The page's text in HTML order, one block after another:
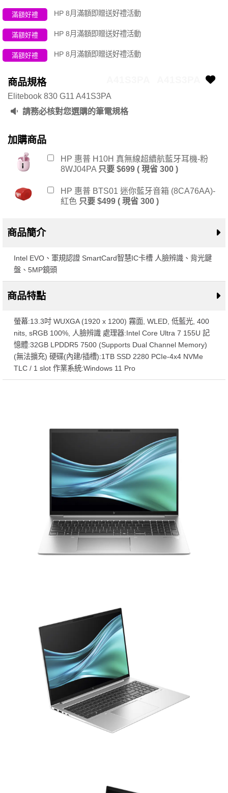
滿額好禮 HP 8月滿額即贈送好禮活動
滿額好禮 HP 8月滿額即贈送好禮活動
滿額好禮 HP 8月滿額即贈送好禮活動
商品規格
Elitebook 830 G11 A41S3PA
請務必核對您選購的筆電規格
加購商品
HP 惠普 H10H 真無線超續航藍牙耳機-粉
8WJ04PA 只要 $699 ( 現省 300 )
HP 惠普 BTS01 迷你藍牙音箱 (8CA76AA)-
紅色 只要 $499 ( 現省 300 )
商品簡介
Intel EVO、軍規認證 SmartCard智慧IC卡槽 人臉辨識、背光鍵
盤、5MP鏡頭
商品特點
螢幕:13.3吋 WUXGA (1920 x 1200) 霧面, WLED, 低藍光, 400
nits, sRGB 100%, 人臉辨識 處理器:Intel Core Ultra 7 155U 記
憶體:32GB LPDDR5 7500 (Supports Dual Channel Memory)
(無法擴充) 硬碟(內建/插槽):1TB SSD 2280 PCIe-4x4 NVMe
TLC / 1 slot 作業系統:Windows 11 Pro